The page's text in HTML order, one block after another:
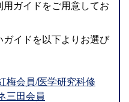
用ガイドをご用意してお
ガイドを以下よりお選び
梅会員/医学研究科修
三田会員